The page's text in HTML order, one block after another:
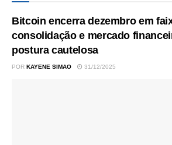
Bitcoin encerra dezembro em
consolidação e mercado
postura cautelosa
POR KAYENE SIMAO 31/12/2025